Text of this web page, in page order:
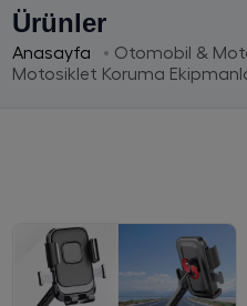
Ürünler
Anasayfa Otomobil &
Motosiklet Koruma